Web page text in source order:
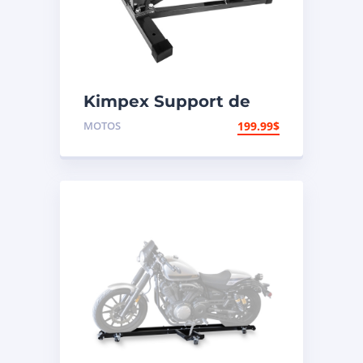
Kimpex Support de
pneu
MOTOS 199.99$